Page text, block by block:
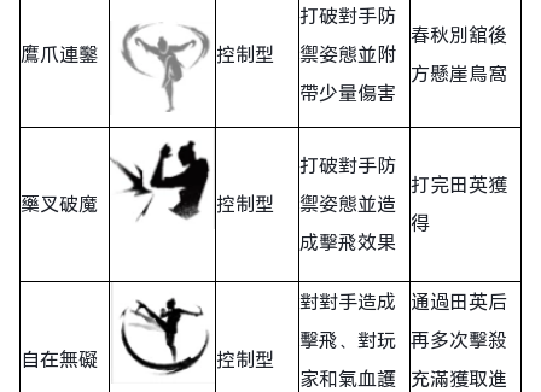
鷹爪連鑿 控制型
打破對手防
禦姿態並附
帶少量傷害
春秋別舘後
方懸崖鳥窩
藥叉破魔 控制型
打破對手防
禦姿態並造
成擊飛效果
打完田英獲
得
自在無礙 控制型
對對手造成
擊飛、對玩
家和氣血護
通過田英后
再多次擊殺
充滿獲取進